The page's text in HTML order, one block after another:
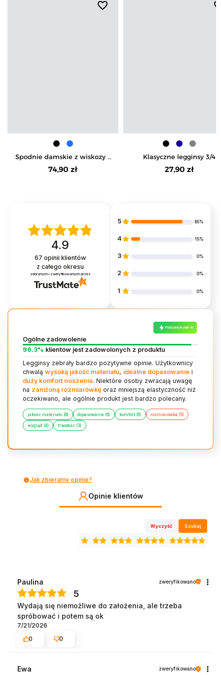
favorite_border
Spodnie damskie z wiskozy z
szeroką nogawką i
kieszeniami
74,90 zł
Klasyczne legginsy 3/4
damskie peach touch
27,90 zł
4.9
67 opinii klientów
z całego okresu
zebranych i zweryfikowanych przez
5 85%
4 15%
3 0%
2 0%
1 0%
Podsumowanie AI
Ogólne zadowolenie
96.3% klientów jest zadowolonych z produktu
Legginsy zebrały bardzo pozytywne opinie. Użytkownicy
chwaląwysoką jakość materiału, idealne dopasowanie i
duży komfort noszenia. Niektóre osoby zwracają uwagę
na zaniżoną rozmiarówkę oraz mniejszą elastyczność niż
oczekiwano, ale ogólnie produkt jest bardzo polecany.
jakość materiału (8) dopasowanie (6) komfort (6) rozmiarówka (5)
wygląd (4) trwałość (3)
Jak zbieramy opinie?
Opinie klientów
Wyczyść Szukaj
Paulina zweryfikowano
5
Wydają się niemożliwe do założenia, ale trzeba
spróbować i potem są ok
7/21/2026
0
0
Ewa zweryfikowano